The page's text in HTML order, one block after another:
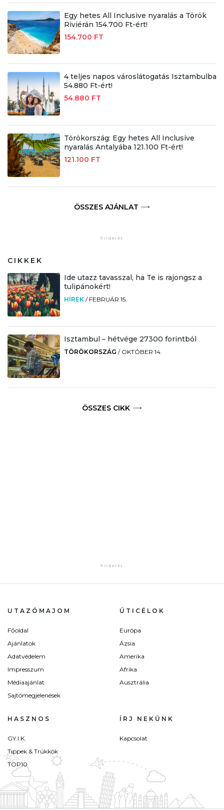
Egy hetes All Inclusive nyaralás a Török
Riviérán 154.700 Ft-ért!
154.700 FT
4 teljes napos városlátogatás Isztambulba
54.880 Ft-ért!
54.880 FT
Törökország: Egy hetes All Inclusive
nyaralás Antalyába 121.100 Ft-ért!
121.100 FT
ÖSSZES AJÁNLAT
CIKKEK
Ide utazz tavasszal, ha Te is rajongsz a
tulipánokért!
HÍREK / FEBRUÁR 15.
Isztambul – hétvége 27300 forintból
TÖRÖKORSZÁG / OKTÓBER 14.
ÖSSZES CIKK
UTAZÓMAJOM
Főoldal
Ajánlatok
Adatvédelem
Impresszum
Médiaajánlat
Sajtómegjelenések
ÚTICÉLOK
Európa
Ázsia
Amerika
Afrika
Ausztrália
HASZNOS
GY.I.K.
Tippek & Trükkök
TOP10
ÍRJ NEKÜNK
Kapcsolat